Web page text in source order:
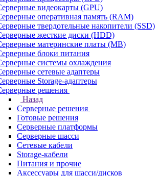
видеокарты (GPU)
оперативная память (RAM)
твердотельные накопители (SSD)
жесткие диски (HDD)
материнские платы (MB)
блоки питания
системы охлаждения
сетевые адаптеры
Storage-адаптеры
решения
Назад
Серверные решения
Готовые решения
Серверные платформы
Серверные шасси
Сетевые кабели
Storage-кабели
Питания и прочие
Аксессуары для шасси/дисков